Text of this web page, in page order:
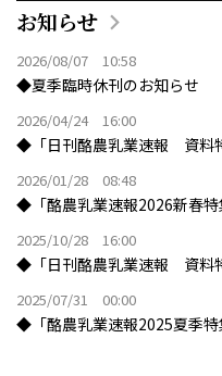
お知らせ
2026/08/07 10:58
◆夏季臨時休刊のお知らせ
2026/04/24 16:00
◆「日刊酪農乳業速報 資料
2026/01/28 08:48
◆「酪農乳業速報2026新春特
2025/10/28 16:00
◆「日刊酪農乳業速報 資料
2025/07/31 00:00
◆「酪農乳業速報2025夏季特